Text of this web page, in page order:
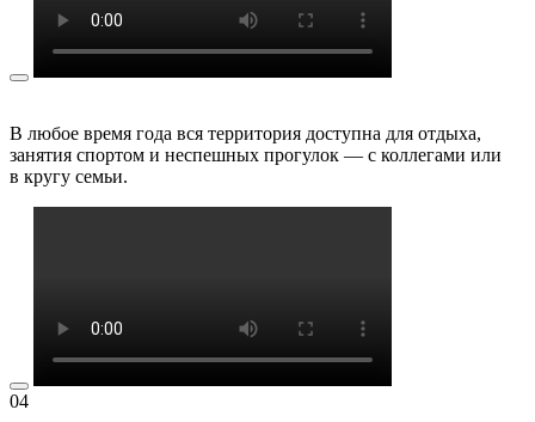
В любое время года вся территория доступна для отдыха,
занятия спортом и неспешных прогулок — с коллегами или
в кругу семьи.
04